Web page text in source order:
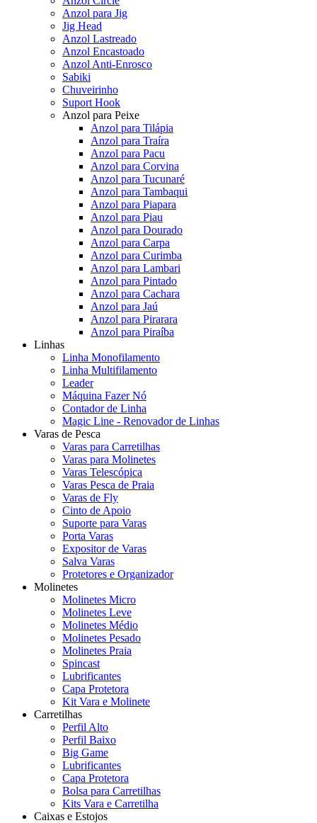
Anzol para Jig
Jig Head
Anzol Lastreado
Anzol Encastoado
Anzol Anti-Enrosco
Sabiki
Chuveirinho
Suport Hook
Anzol para Peixe
Anzol para Tilápia
Anzol para Traíra
Anzol para Pacu
Anzol para Corvina
Anzol para Tucunaré
Anzol para Tambaqui
Anzol para Piapara
Anzol para Piau
Anzol para Dourado
Anzol para Carpa
Anzol para Curimba
Anzol para Lambari
Anzol para Pintado
Anzol para Cachara
Anzol para Jaú
Anzol para Pirarara
Anzol para Piraíba
Linhas
Linha Monofilamento
Linha Multifilamento
Leader
Máquina Fazer Nó
Contador de Linha
Magic Line - Renovador de Linhas
Varas de Pesca
Varas para Carretilhas
Varas para Molinetes
Varas Telescópica
Varas Pesca de Praia
Varas de Fly
Cinto de Apoio
Suporte para Varas
Porta Varas
Expositor de Varas
Salva Varas
Protetores e Organizador
Molinetes
Molinetes Micro
Molinetes Leve
Molinetes Médio
Molinetes Pesado
Molinetes Praia
Spincast
Lubrificantes
Capa Protetora
Kit Vara e Molinete
Carretilhas
Perfil Alto
Perfil Baixo
Big Game
Lubrificantes
Capa Protetora
Bolsa para Carretilhas
Kits Vara e Carretilha
Caixas e Estojos